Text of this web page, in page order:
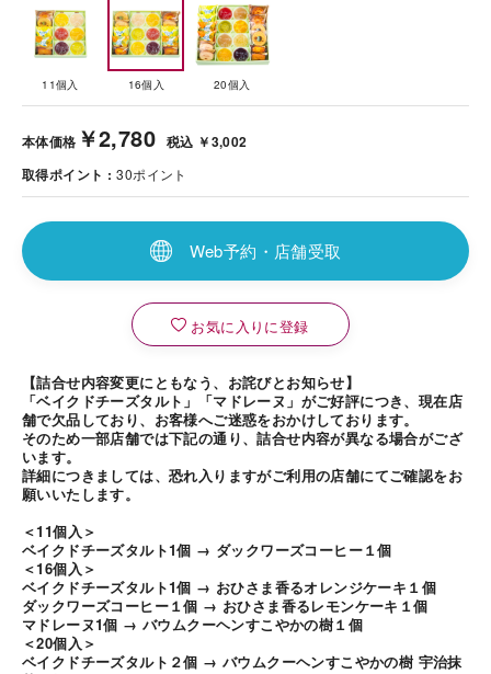
11個入 16個入 20個入
本体価格 ￥2,780 税込 ￥3,002
取得ポイント
30ポイント
Web予約・店舗受取
お気に入りに登録
【詰合せ内容変更にともなう、お詫びとお知らせ】
「ベイクドチーズタルト」「マドレーヌ」がご好評につき、現在店
舗で欠品しており、お客様へご迷惑をおかけしております。
そのため一部店舗では下記の通り、詰合せ内容が異なる場合がござ
います。
詳細につきましては、恐れ入りますがご利用の店舗にてご確認をお
願いいたします。
＜11個入＞
ベイクドチーズタルト1個 → ダックワーズコーヒー１個
＜16個入＞
ベイクドチーズタルト1個 → おひさま香るオレンジケーキ１個
ダックワーズコーヒー１個 → おひさま香るレモンケーキ１個
マドレーヌ1個 → バウムクーヘンすこやかの樹１個
＜20個入＞
ベイクドチーズタルト２個 → バウムクーヘンすこやかの樹 宇治抹